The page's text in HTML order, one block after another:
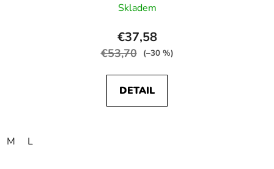
Skladem
€37,58
€53,70 (–30 %)
DETAIL
M L